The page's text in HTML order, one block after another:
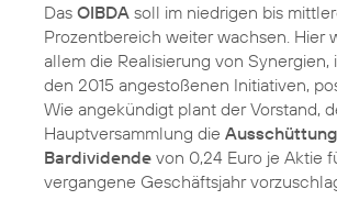
Das OIBDA soll im niedrigen bis
Prozentbereich weiter wachsen. Hier
allem die Realisierung von Synergien,
den 2015 angestoßenen Initiativen,
Wie angekündigt plant der Vorstand,
Hauptversammlung die
Bardividende von 0,24 Euro je Aktie
vergangene Geschäftsjahr